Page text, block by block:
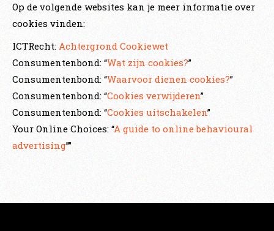
Op de volgende websites kan je meer informatie over
cookies vinden:
ICTRecht: Achtergrond Cookiewet
Consumentenbond: “Wat zijn cookies?”
Consumentenbond: “Waarvoor dienen cookies?”
Consumentenbond: “Cookies verwijderen”
Consumentenbond: “Cookies uitschakelen”
Your Online Choices: “A guide to online behavioural
advertising””